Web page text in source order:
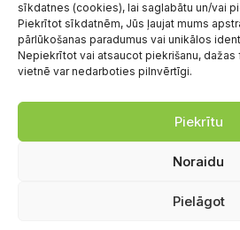
sīkdatnes (cookies), lai saglabātu un/vai
Piekrītot sīkdatnēm, Jūs ļaujat mums
pārlūkošanas paradumus vai unikālos
Nepiekrītot vai atsaucot piekrišanu, dažas
vietnē var nedarboties pilnvērtīgi.
Piekrītu
Noraidu
Pielāgot
info@alalignea.lv
Daugavas iela 28, Mārupe
Facebook
S.-Sv.: brīvs